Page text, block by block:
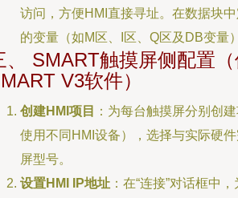
访问，方便HMI直接寻址。在数据块
的变量（如M区、I区、Q区及DB变量）
、 SMART触摸屏侧配置
V3软件）
创建HMI项目
：为每台触摸屏分别创
使用不同HMI设备），选择与实际硬
屏型号。
设置HMI IP地址 ：在“连接”对话框中